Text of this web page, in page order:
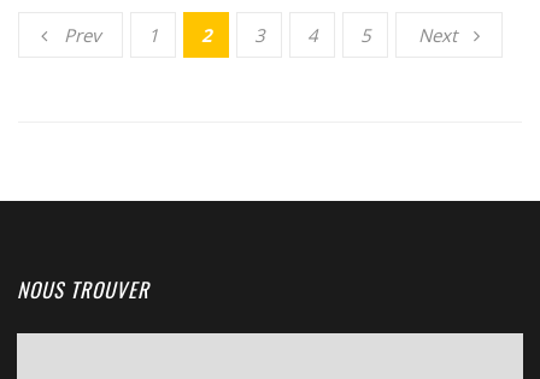
Prev 1 2 3 4 5 Next
NOUS TROUVER